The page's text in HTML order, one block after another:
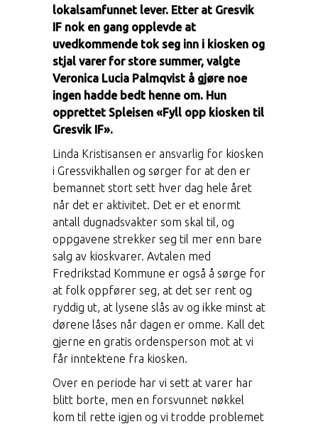
lokalsamfunnet lever. Etter at Gresvik
IF nok en gang opplevde at
uvedkommende tok seg inn i kiosken og
stjal varer for store summer, valgte
Veronica Lucia Palmqvist å gjøre noe
ingen hadde bedt henne om. Hun
opprettet Spleisen «Fyll opp kiosken til
Gresvik IF».
Linda Kristisansen er ansvarlig for kiosken
i Gressvikhallen og sørger for at den er
bemannet stort sett hver dag hele året
når det er aktivitet. Det er et enormt
antall dugnadsvakter som skal til, og
oppgavene strekker seg til mer enn bare
salg av kioskvarer. Avtalen med
Fredrikstad Kommune er også å sørge for
at folk oppfører seg, at det ser rent og
ryddig ut, at lysene slås av og ikke minst at
dørene låses når dagen er omme. Kall det
gjerne en gratis ordensperson mot at vi
får inntektene fra kiosken.
Over en periode har vi sett at varer har
blitt borte, men en forsvunnet nøkkel
kom til rette igjen og vi trodde problemet